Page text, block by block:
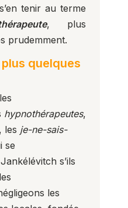
tenir au terme
, plus
prudemment.
quelques
hypnothérapeutes,
les je-ne-sais-
se
s’ils
les